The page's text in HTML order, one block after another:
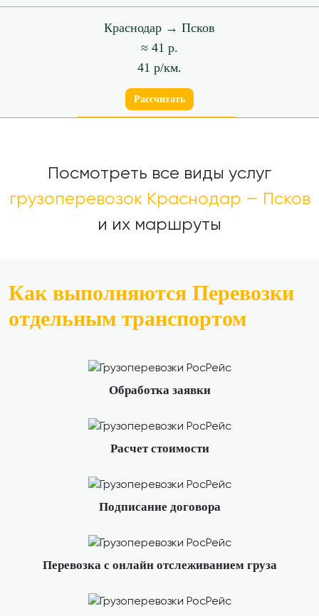
Краснодар → Псков
≈ 41 р.
41 р/км.
Рассчитать
Посмотреть все виды услуг
грузоперевозок Краснодар — Псков
и их маршруты
Как выполняются Перевозки
отдельным транспортом
Обработка заявки
Расчет стоимости
Подписание договора
Перевозка с онлайн отслеживанием груза